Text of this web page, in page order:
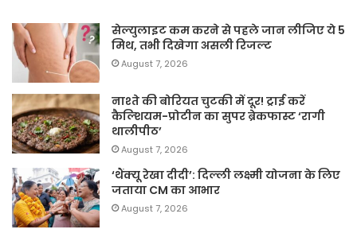
सेल्युलाइट कम करने से पहले जान लीजिए ये 5
मिथ, तभी दिखेगा असली रिजल्ट
August 7, 2026
नाश्ते की बोरियत चुटकी में दूर! ट्राई करें
कैल्शियम-प्रोटीन का सुपर ब्रेकफास्ट ‘रागी
थालीपीठ’
August 7, 2026
‘थैंक्यू रेखा दीदी’: दिल्ली लक्ष्मी योजना के लिए
जताया CM का आभार
August 7, 2026